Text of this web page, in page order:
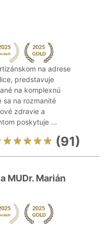
na adrese
predstavuje
na komplexnú
sa na rozmanité
zdravie a
poskytuje ...
(91)
MUDr. Marián